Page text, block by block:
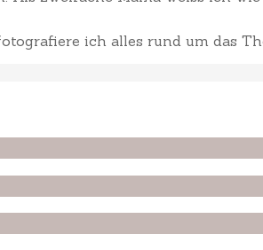
ich alles rund um das